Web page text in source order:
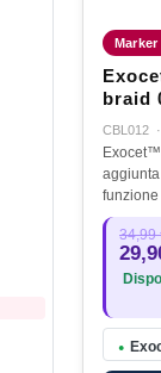
braid
CBL012 ·
Exocet™
funzione
34,99
●